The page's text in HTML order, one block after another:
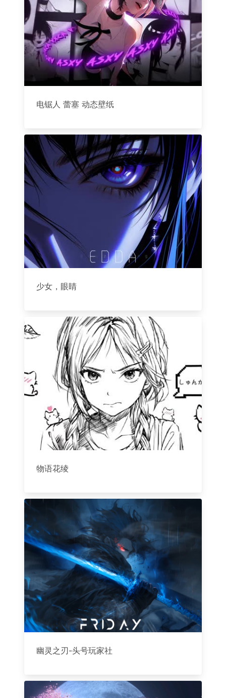
电锯人 蕾塞 动态壁纸
少女，眼睛
物语花绫
幽灵之刃-头号玩家社